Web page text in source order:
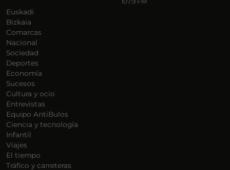
Euskadi
Bizkaia
Comarcas
Nacional
Sociedad
Deportes
Economía
Sucesos
Cultura y ocio
Entrevistas
Equipo AntiBulos
Ciencia y tecnología
Infantil
Viajes
El tiempo
Tráfico y carreteras